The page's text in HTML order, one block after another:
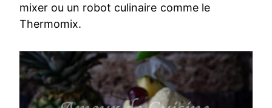
mixer ou un robot culinaire comme le
Thermomix.